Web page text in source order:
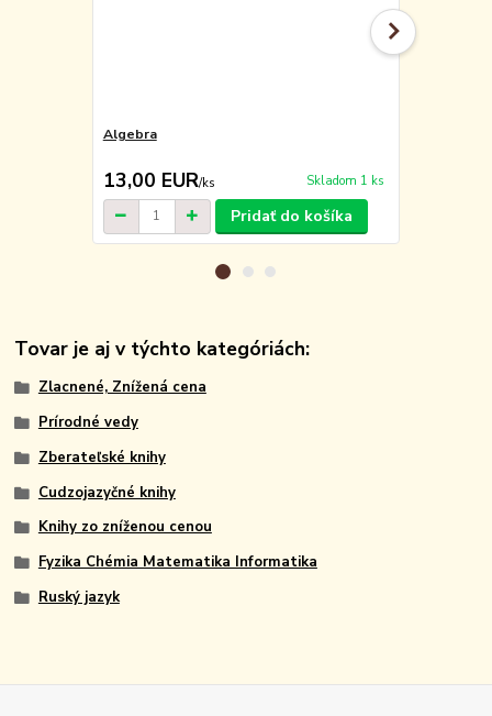
Algebra
13,00 EUR/ks Skladom 1 ks
Pridať do košíka
Tovar je aj v týchto kategóriách:
Zlacnené, Znížená cena
Prírodné vedy
Zberateľské knihy
Cudzojazyčné knihy
Knihy zo zníženou cenou
Fyzika Chémia Matematika Informatika
Ruský jazyk